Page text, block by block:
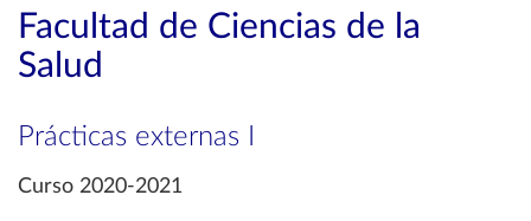
Facultad de Ciencias de la
Salud
Prácticas externas I
Curso 2020-2021